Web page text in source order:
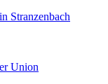
Stranzenbach
Union